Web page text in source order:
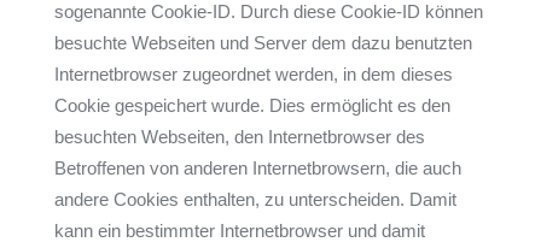
sogenannte Cookie-ID. Durch diese Cookie-ID können
besuchte Webseiten und Server dem dazu benutzten
Internetbrowser zugeordnet werden, in dem dieses
Cookie gespeichert wurde. Dies ermöglicht es den
besuchten Webseiten, den Internetbrowser des
Betroffenen von anderen Internetbrowsern, die auch
andere Cookies enthalten, zu unterscheiden. Damit
kann ein bestimmter Internetbrowser und damit